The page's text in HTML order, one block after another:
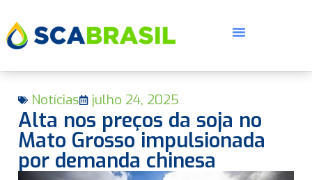
Notícias julho 24, 2025
Alta nos preços da soja no
Mato Grosso impulsionada
por demanda chinesa